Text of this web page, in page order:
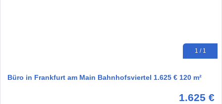
1 / 1
Büro in Frankfurt am Main Bahnhofsviertel 1.625 € 120 m²
1.625 €